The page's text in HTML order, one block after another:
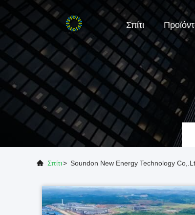
Σπίτι
Σπίτι> Soundon New Energy Technology